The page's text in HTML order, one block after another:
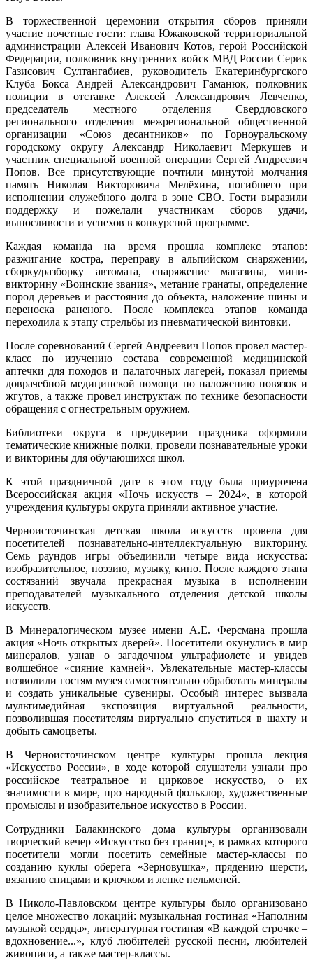
В торжественной церемонии открытия сборов приняли
участие почетные гости: глава Южаковской территориальной
администрации Алексей Иванович Котов, герой Российской
Федерации, полковник внутренних войск МВД России Серик
Газисович Султангабиев, руководитель Екатеринбургского
Клуба Бокса Андрей Александрович Гаманюк, полковник
полиции в отставке Алексей Александрович Левченко,
председатель местного отделения Свердловского
регионального отделения межрегиональной общественной
организации «Союз десантников» по Горноуральскому
городскому округу Александр Николаевич Меркушев и
участник специальной военной операции Сергей Андреевич
Попов. Все присутствующие почтили минутой молчания
память Николая Викторовича Мелёхина, погибшего при
исполнении служебного долга в зоне СВО. Гости выразили
поддержку и пожелали участникам сборов удачи,
выносливости и успехов в конкурсной программе.
Каждая команда на время прошла комплекс этапов:
разжигание костра, переправу в альпийском снаряжении,
сборку/разборку автомата, снаряжение магазина, мини-
викторину «Воинские звания», метание гранаты, определение
пород деревьев и расстояния до объекта, наложение шины и
переноска раненого. После комплекса этапов команда
переходила к этапу стрельбы из пневматической винтовки.
После соревнований Сергей Андреевич Попов провел мастер-
класс по изучению состава современной медицинской
аптечки для походов и палаточных лагерей, показал приемы
доврачебной медицинской помощи по наложению повязок и
жгутов, а также провел инструктаж по технике безопасности
обращения с огнестрельным оружием.
Библиотеки округа в преддверии праздника оформили
тематические книжные полки, провели познавательные уроки
и викторины для обучающихся школ.
К этой праздничной дате в этом году была приурочена
Всероссийская акция «Ночь искусств – 2024», в которой
учреждения культуры округа приняли активное участие.
Черноисточинская детская школа искусств провела для
посетителей познавательно-интеллектуальную викторину.
Семь раундов игры объединили четыре вида искусства:
изобразительное, поэзию, музыку, кино. После каждого этапа
состязаний звучала прекрасная музыка в исполнении
преподавателей музыкального отделения детской школы
искусств.
В Минералогическом музее имени А.Е. Ферсмана прошла
акция «Ночь открытых дверей». Посетители окунулись в мир
минералов, узнав о загадочном ультрафиолете и увидев
волшебное «сияние камней». Увлекательные мастер-классы
позволили гостям музея самостоятельно обработать минералы
и создать уникальные сувениры. Особый интерес вызвала
мультимедийная экспозиция виртуальной реальности,
позволившая посетителям виртуально спуститься в шахту и
добыть самоцветы.
В Черноисточинском центре культуры прошла лекция
«Искусство России», в ходе которой слушатели узнали про
российское театральное и цирковое искусство, о их
значимости в мире, про народный фольклор, художественные
промыслы и изобразительное искусство в России.
Сотрудники Балакинского дома культуры организовали
творческий вечер «Искусство без границ», в рамках которого
посетители могли посетить семейные мастер-классы по
созданию куклы оберега «Зерновушка», прядению шерсти,
вязанию спицами и крючком и лепке пельменей.
В Николо-Павловском центре культуры было организовано
целое множество локаций: музыкальная гостиная «Наполним
музыкой сердца», литературная гостиная «В каждой строчке –
вдохновение...», клуб любителей русской песни, любителей
живописи, а также мастер-классы.